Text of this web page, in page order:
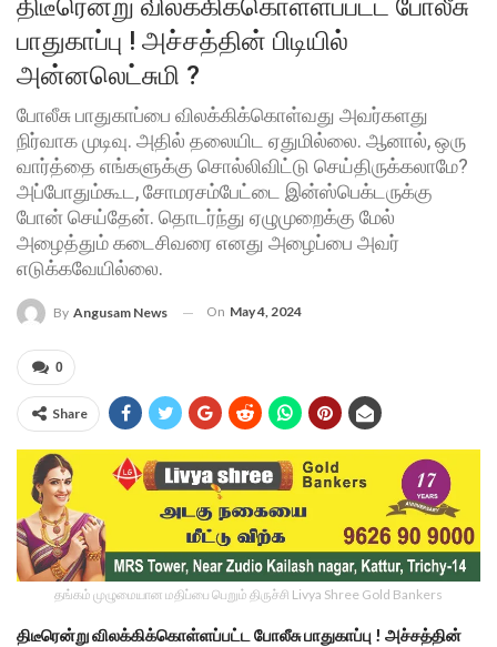
திடீரென்று விலக்கிக்கொள்ளப்பட்ட போலீசு
பாதுகாப்பு ! அச்சத்தின் பிடியில்
அன்னலெட்சுமி ?
போலீசு பாதுகாப்பை விலக்கிக்கொள்வது அவர்களது
நிர்வாக முடிவு. அதில் தலையிட ஏதுமில்லை. ஆனால், ஒரு
வார்த்தை எங்களுக்கு சொல்லிவிட்டு செய்திருக்கலாமே?
அப்போதும்கூட, சோமரசம்பேட்டை இன்ஸ்பெக்டருக்கு
போன் செய்தேன். தொடர்ந்து ஏழுமுறைக்கு மேல்
அழைத்தும் கடைசிவரை எனது அழைப்பை அவர்
எடுக்கவேயில்லை.
By Angusam News On May 4, 2024
0
Share
தங்கம் முழுமையான மதிப்பை பெறும் திருச்சி Livya Shree Gold Bankers
திடீரென்று விலக்கிக்கொள்ளப்பட்ட போலீசு பாதுகாப்பு ! அச்சத்தின்